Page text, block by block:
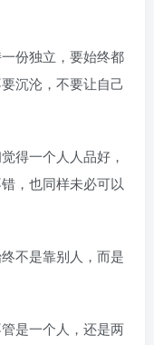
份独立，要始终都
沉沦，不要让自己
得一个人人品好，
，也同样未必可以
不是靠别人，而是
是一个人，还是两